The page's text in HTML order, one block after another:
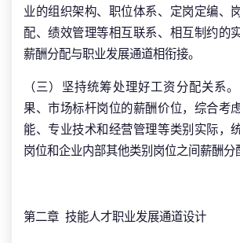
业的组织架构、职位体系、定岗定编、
配、绩效管理等相互联系、相互制约的
薪酬分配与职业发展通道相衔接。
（三）坚持统筹处理好工资分配关系
果、市场标杆岗位的薪酬价位，综合考
能、专业技术和经营管理等类别实际，
岗位和企业内部其他类别岗位之间薪酬分
第二章 技能人才职业发展通道设计